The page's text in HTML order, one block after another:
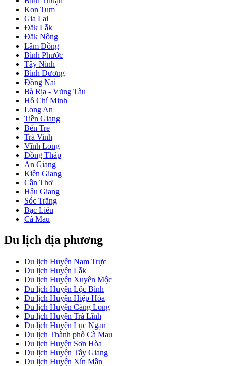
Kon Tum
Gia Lai
Đắk Lắk
Đắk Nông
Lâm Đồng
Bình Phước
Tây Ninh
Bình Dương
Đồng Nai
Bà Rịa - Vũng Tàu
Hồ Chí Minh
Long An
Tiền Giang
Bến Tre
Trà Vinh
Vĩnh Long
Đồng Tháp
An Giang
Kiên Giang
Cần Thơ
Hậu Giang
Sóc Trăng
Bạc Liêu
Cà Mau
Du lịch địa phương
Du lịch Huyện Nam Trực
Du lịch Huyện Lắk
Du lịch Huyện Xuyên Mộc
Du lịch Huyện Lộc Bình
Du lịch Huyện Hiệp Hòa
Du lịch Huyện Càng Long
Du lịch Huyện Trà Lĩnh
Du lịch Huyện Lục Ngạn
Du lịch Thành phố Cà Mau
Du lịch Huyện Sơn Hòa
Du lịch Huyện Tây Giang
Du lịch Huyện Xín Mần